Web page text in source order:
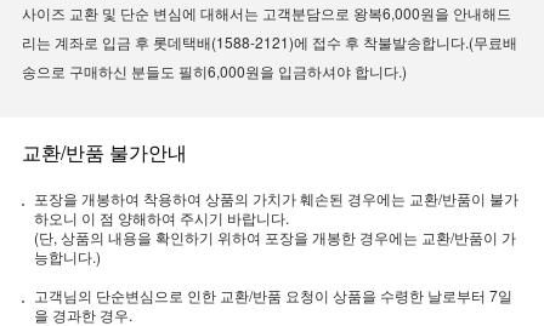
사이즈 교환 및 단순 변심에 대해서는 고객분담으로 왕복6,000원을 안내해드
리는 계좌로 입금 후 롯데택배(1588-2121)에 접수 후 착불발송합니다.(무료배
송으로 구매하신 분들도 필히6,000원을 입금하셔야 합니다.)
교환/반품 불가안내
포장을 개봉하여 착용하여 상품의 가치가 훼손된 경우에는 교환/반품이 불가
하오니 이 점 양해하여 주시기 바랍니다.
(단, 상품의 내용을 확인하기 위하여 포장을 개봉한 경우에는 교환/반품이 가
능합니다.)
고객님의 단순변심으로 인한 교환/반품 요청이 상품을 수령한 날로부터 7일
을 경과한 경우.